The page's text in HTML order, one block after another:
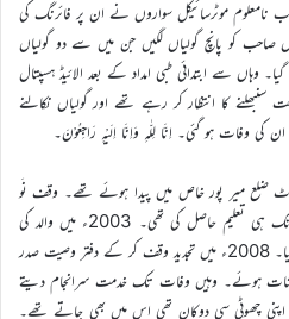
موٹرسائیکل سواروں نے ان پر فائرنگ کی
صاحب کو پانچ گولیاں لگیں جن میں سے دو گولیاں
وہاں سے ابتدائی طبی امداد کے بعد الائیڈ ہسپتال
سنبھلنے کا انتظار کر رہے تھے اور گولیاں نکالنے
وفات ہو گئی۔ اِنَّا لِلّٰہِ وَاِنَّا اِلَیْہِ رَاجِعُوْنَ۔
نو کوٹ ضلع میر پور خاص میں پیدا ہوئے تھے۔ وقف نَو
کی بابرکت تحریک میں شامل تھے۔ میٹرک تک ہی تعلیم حاصل کی تھی۔ 2003ء میں والد کی
وفات ہو گئی، پھر یہ خاندان ربوہ شفٹ ہو گیا۔ 2008ء میں تجدید وقف کر کے دفتر وصیت صدر
ہوئے۔ وہیں وفات تک خدمت سرانجام دیتے
چھوٹی سی دوکان تھی اس میں بھی جاتے تھے۔